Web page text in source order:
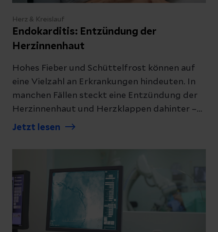
Herz & Kreislauf
Endokarditis: Entzündung der
Herzinnenhaut
Hohes Fieber und Schüttelfrost können auf
eine Vielzahl an Erkrankungen hindeuten. In
manchen Fällen steckt eine Entzündung der
Herzinnenhaut und Herzklappen dahinter –
die Endokarditis. Was jetzt hilft.
Jetzt lesen